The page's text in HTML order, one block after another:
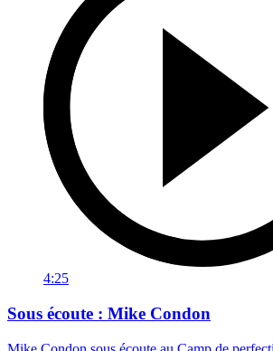
4:25
Sous écoute : Mike Condon